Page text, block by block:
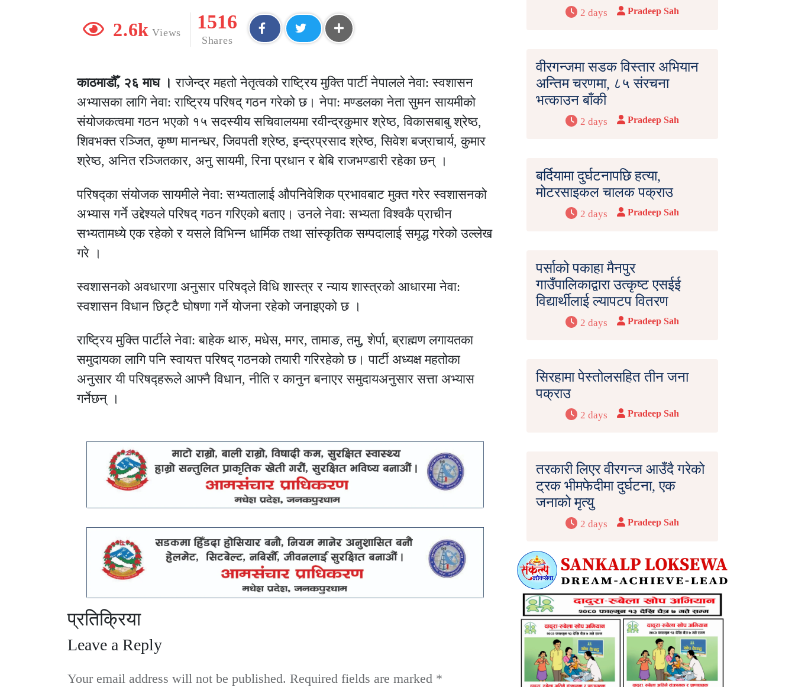
2.6k Views
1516
Shares
काठमाडौँ, २६ माघ । राजेन्द्र महतो नेतृत्वको राष्ट्रिय मुक्ति पार्टी नेपालले नेवा: स्वशासन
अभ्यासका लागि नेवा: राष्ट्रिय परिषद् गठन गरेको छ। नेपा: मण्डलका नेता सुमन सायमीको
संयोजकत्वमा गठन भएको १५ सदस्यीय सचिवालयमा रवीन्द्रकुमार श्रेष्ठ, विकासबाबु श्रेष्ठ,
शिवभक्त रञ्जित, कृष्ण मानन्धर, जिवपती श्रेष्ठ, इन्द्रप्रसाद श्रेष्ठ, सिवेश बज्राचार्य, कुमार
श्रेष्ठ, अनित रञ्जितकार, अनु सायमी, रिना प्रधान र बेबि राजभण्डारी रहेका छन् ।
परिषद्का संयोजक सायमीले नेवा: सभ्यतालाई औपनिवेशिक प्रभावबाट मुक्त गरेर स्वशासनको
अभ्यास गर्ने उद्देश्यले परिषद् गठन गरिएको बताए। उनले नेवा: सभ्यता विश्वकै प्राचीन
सभ्यतामध्ये एक रहेको र यसले विभिन्न धार्मिक तथा सांस्कृतिक सम्पदालाई समृद्ध गरेको उल्लेख
गरे ।
स्वशासनको अवधारणा अनुसार परिषद्ले विधि शास्त्र र न्याय शास्त्रको आधारमा नेवा:
स्वशासन विधान छिट्टै घोषणा गर्ने योजना रहेको जनाइएको छ ।
राष्ट्रिय मुक्ति पार्टीले नेवा: बाहेक थारु, मधेस, मगर, तामाङ, तमु, शेर्पा, ब्राह्मण लगायतका
समुदायका लागि पनि स्वायत्त परिषद् गठनको तयारी गरिरहेको छ। पार्टी अध्यक्ष महतोका
अनुसार यी परिषद्हरूले आफ्नै विधान, नीति र कानुन बनाएर समुदायअनुसार सत्ता अभ्यास
गर्नेछन् ।
प्रतिक्रिया
Leave a Reply
Your email address will not be published. Required fields are marked *
2 days Pradeep Sah
वीरगन्जमा सडक विस्तार अभियान
अन्तिम चरणमा, ८५ संरचना
भत्काउन बाँकी
2 days Pradeep Sah
बर्दियामा दुर्घटनापछि हत्या,
मोटरसाइकल चालक पक्राउ
2 days Pradeep Sah
पर्साको पकाहा मैनपुर
गाउँपालिकाद्वारा उत्कृष्ट एसईई
विद्यार्थीलाई ल्यापटप वितरण
2 days Pradeep Sah
सिरहामा पेस्तोलसहित तीन जना
पक्राउ
2 days Pradeep Sah
तरकारी लिएर वीरगन्ज आउँदै गरेको
ट्रक भीमफेदीमा दुर्घटना, एक
जनाको मृत्यु
2 days Pradeep Sah